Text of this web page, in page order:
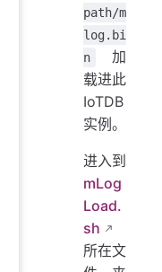
path/m
log.bi
n
加
载进此
IoTDB
实例。
进入到
mLog
Load.
sh
所在文